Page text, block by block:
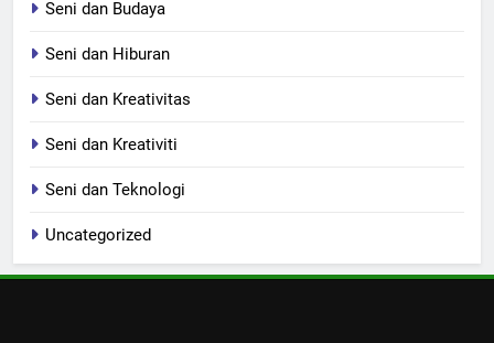
Seni dan Budaya
Seni dan Hiburan
Seni dan Kreativitas
Seni dan Kreativiti
Seni dan Teknologi
Uncategorized